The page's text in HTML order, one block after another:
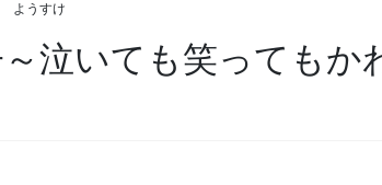
ようすけ
泣いても笑ってもか